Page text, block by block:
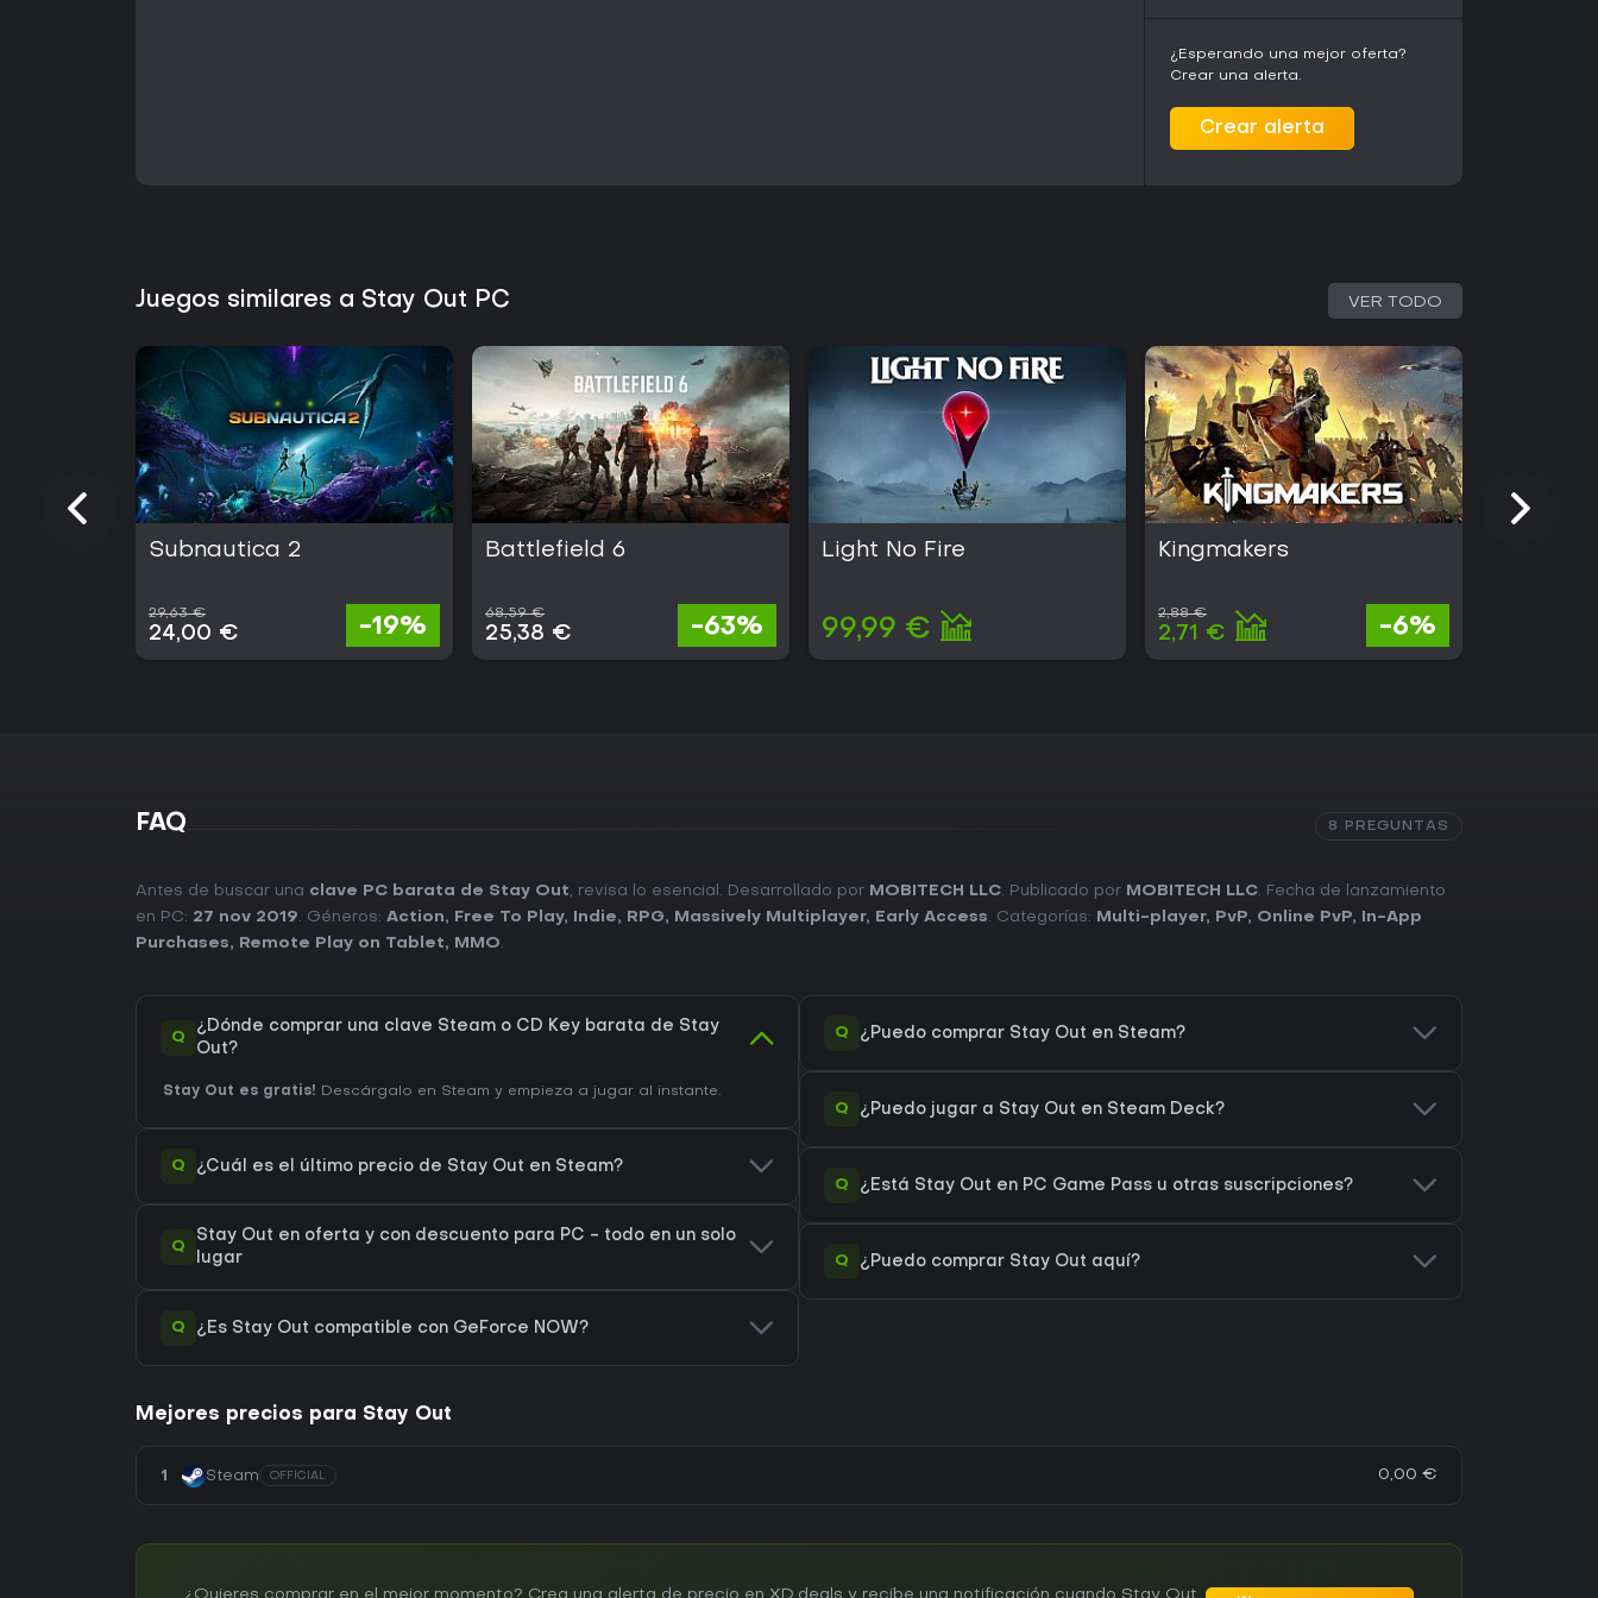
¿Esperando una mejor oferta?
Crear una alerta.
Crear alerta
Juegos similares a Stay Out PC VER TODO
Subnautica 2
29,63 €
24,00 € -19%
Battlefield 6
68,59 €
25,38 € -63%
Light No Fire
99,99 €
Kingmakers
2,88 €
2,71 € -6%
FAQ 8 PREGUNTAS
Antes de buscar una clave PC barata de Stay Out, revisa lo esencial. Desarrollado por MOBITECH LLC. Publicado por MOBITECH LLC. Fecha de lanzamiento
en PC: 27 nov 2019. Géneros: Action, Free To Play, Indie, RPG, Massively Multiplayer, Early Access. Categorías: Multi-player, PvP, Online PvP,
In-App
Purchases, Remote Play on Tablet, MMO.
Q
¿Dónde comprar una clave Steam o CD Key barata de Stay
Out?
Stay Out es gratis! Descárgalo en Steam y empieza a jugar al instante.
Q ¿Cuál es el último precio de Stay Out en Steam?
Q
Stay Out en oferta y con descuento para PC - todo en un solo
lugar
Q ¿Es Stay Out compatible con GeForce NOW?
Q ¿Puedo comprar Stay Out en Steam?
Q ¿Puedo jugar a Stay Out en Steam Deck?
Q ¿Está Stay Out en PC Game Pass u otras suscripciones?
Q ¿Puedo comprar Stay Out aquí?
Mejores precios para Stay Out
1 Steam OFFICIAL 0,00 €